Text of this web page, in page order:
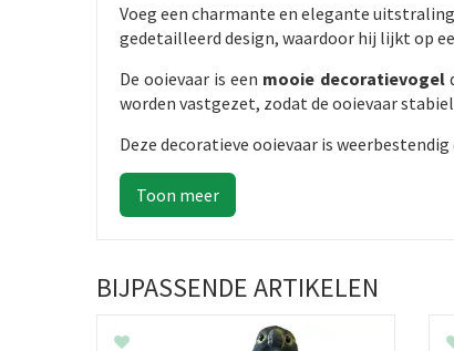
Voeg een charmante en elegante
gedetailleerd design, waardoor hij lijkt op
De ooievaar is een mooie decoratievogel
worden vastgezet, zodat de ooievaar
Deze decoratieve ooievaar is
BIJPASSENDE ARTIKELEN